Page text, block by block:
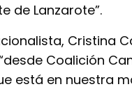
de Lanzarote”.
Cristina
Coalición
está en nuestra